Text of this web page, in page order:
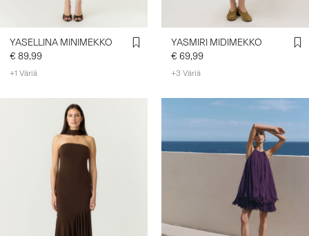
YASELLINA MINIMEKKO
€ 89,99
+1 Väriä
YASMIRI MIDIMEKKO
€ 69,99
+3 Väriä